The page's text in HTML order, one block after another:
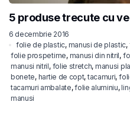
5 produse trecute cu
6 decembrie 2016
folie de plastic, manusi de plastic,
folie prospetime, manusi din nitril,
manusi nitril, folie stretch, manusi
bonete, hartie de copt, tacamuri,
tacamuri ambalate, folie aluminiu,
manusi